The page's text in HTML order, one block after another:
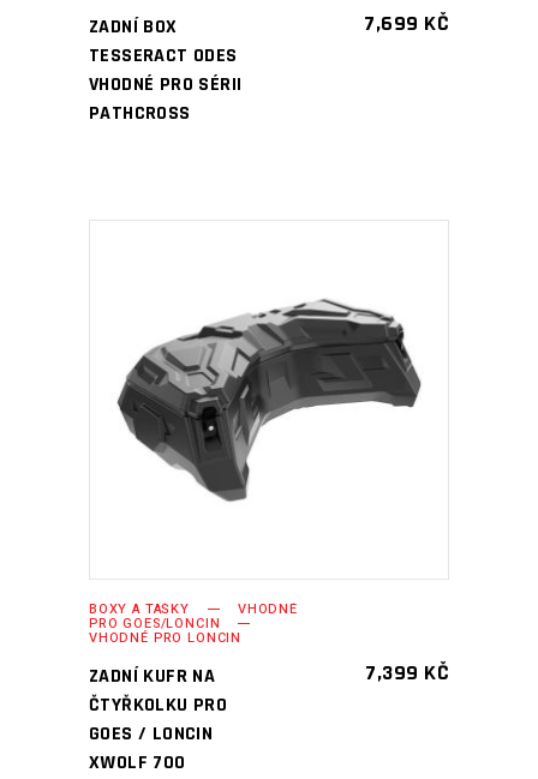
ZADNÍ BOX
TESSERACT ODES
VHODNÉ PRO SÉRII
PATHCROSS
7,699 KČ
PŘIDAT DO KOŠÍKU
BOXY A TAŠKY VHODNÉ
PRO GOES/LONCIN
VHODNÉ PRO LONCIN
ZADNÍ KUFR NA
ČTYŘKOLKU PRO
GOES / LONCIN
XWOLF 700
7,399 KČ